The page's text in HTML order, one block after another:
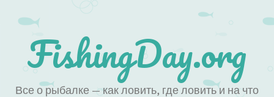
FishingDay.org
Все о рыбалке — как ловить, где ловить и на что